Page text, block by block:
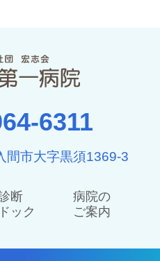
6311
間市大字黒須1369-3
断
ック
病院の
ご案内